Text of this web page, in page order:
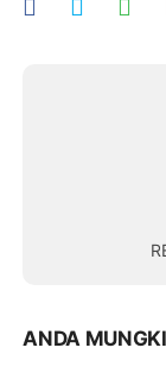
ANDA